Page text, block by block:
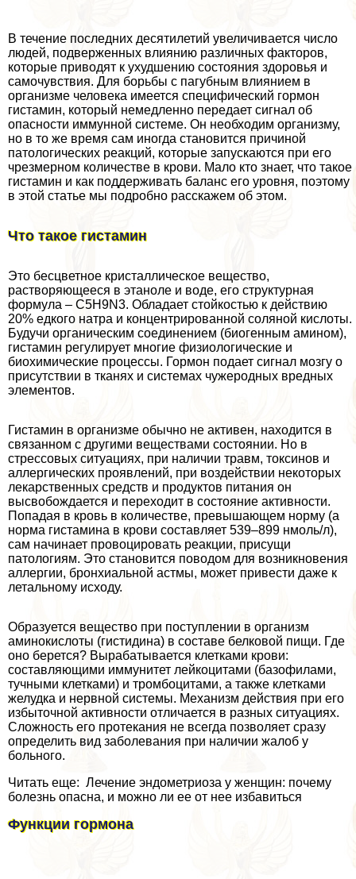
В течение последних десятилетий увеличивается число
людей, подверженных влиянию различных факторов,
которые приводят к ухудшению состояния здоровья и
самочувствия. Для борьбы с пагубным влиянием в
организме человека имеется специфический гормон
гистамин, который немедленно передает сигнал об
опасности иммунной системе. Он необходим организму,
но в то же время сам иногда становится причиной
патологических реакций, которые запускаются при его
чрезмерном количестве в крови. Мало кто знает, что такое
гистамин и как поддерживать баланс его уровня, поэтому
в этой статье мы подробно расскажем об этом.
Что такое гистамин
Это бесцветное кристаллическое вещество,
растворяющееся в этаноле и воде, его структурная
формула – C5H9N3. Обладает стойкостью к действию
20% едкого натра и концентрированной соляной кислоты.
Будучи органическим соединением (биогенным амином),
гистамин регулирует многие физиологические и
биохимические процессы. Гормон подает сигнал мозгу о
присутствии в тканях и системах чужеродных вредных
элементов.
Гистамин в организме обычно не активен, находится в
связанном с другими веществами состоянии. Но в
стрессовых ситуациях, при наличии травм, токсинов и
аллергических проявлений, при воздействии некоторых
лекарственных средств и продуктов питания он
высвобождается и переходит в состояние активности.
Попадая в кровь в количестве, превышающем норму (а
норма гистамина в крови составляет 539–899 нмоль/л),
сам начинает провоцировать реакции, присущи
патологиям. Это становится поводом для возникновения
аллергии, бронхиальной астмы, может привести даже к
летальному исходу.
Образуется вещество при поступлении в организм
аминокислоты (гистидина) в составе белковой пищи. Где
оно берется? Выpaбатывается клетками крови:
составляющими иммунитет лейкоцитами (базофилами,
тучными клетками) и тромбоцитами, а также клетками
желудка и нервной системы. Механизм действия при его
избыточной активности отличается в разных ситуациях.
Сложность его протекания не всегда позволяет сразу
определить вид заболевания при наличии жалоб у
больного.
Читать еще: Лечение эндометриоза у женщин: почему
болезнь опасна, и можно ли ее от нее избавиться
Функции гормона